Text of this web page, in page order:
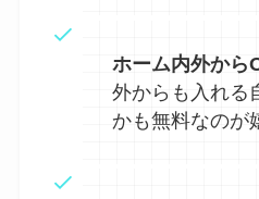
ホーム内外から
外からも入れる
かも無料なのが